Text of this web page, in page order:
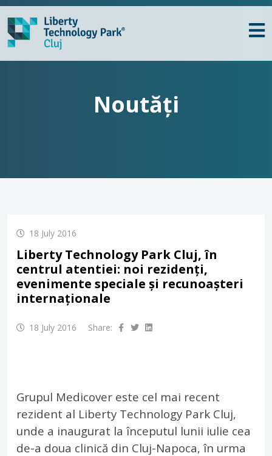
Noutăți
18 July 2016
Liberty Technology Park Cluj, în
centrul atentiei: noi rezidenți,
evenimente speciale și recunoașteri
internaționale
18 July 2016 Share:
Grupul Medicover este cel mai recent
rezident al Liberty Technology Park Cluj,
unde a inaugurat la începutul lunii iulie cea
de-a doua clinică din Cluj-Napoca, în urma